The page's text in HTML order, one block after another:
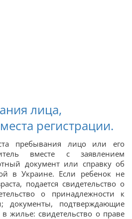
лица,
регистрации.
пребывания лицо или его
вместе с заявлением
документ или справку об
в Украине. Если ребенок не
подается свидетельство о
о принадлежности к
документы, подтверждающие
жилье: свидетельство о праве